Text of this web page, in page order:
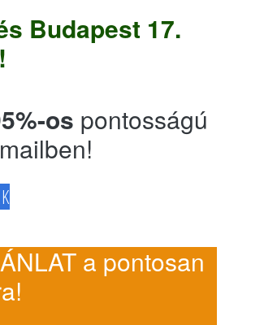
Budapest 17.
os pontosságú
a pontosan